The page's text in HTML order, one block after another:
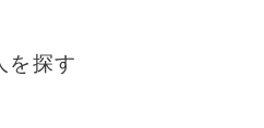
を探す